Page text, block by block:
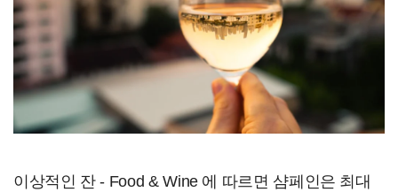
이상적인 잔 - Food & Wine 에 따르면 샴페인은 최대